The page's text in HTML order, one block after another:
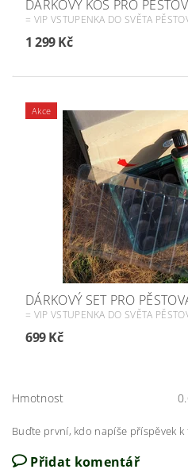
DÁRKOVÝ KOŠ PRO
= VIP VSTUPENKA DO SVĚTA
1 299 Kč
Akce
DÁRKOVÝ SET PRO
= VIP VSTUPENKA DO SVĚTA
699 Kč
Hmotnost
Buďte první, kdo napíše příspěvek k
Přidat komentář